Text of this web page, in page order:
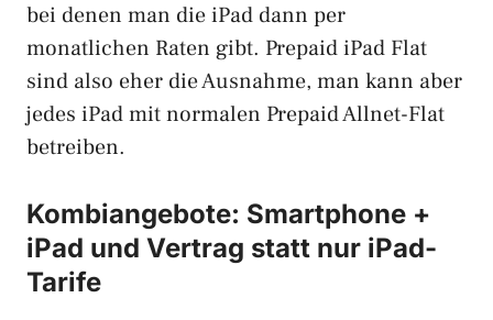
bei denen man die iPad dann per
monatlichen Raten gibt. Prepaid iPad Flat
sind also eher die Ausnahme, man kann aber
jedes iPad mit normalen Prepaid Allnet-Flat
betreiben.
Kombiangebote: Smartphone +
iPad und Vertrag statt nur iPad-
Tarife